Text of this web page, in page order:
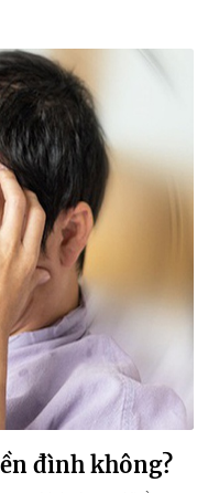
đình không?